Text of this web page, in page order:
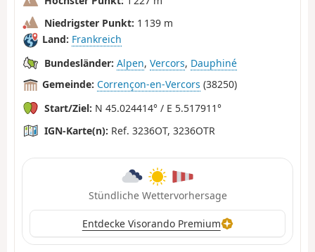
Niedrigster Punkt: 1 139 m
Land: Frankreich
Bundesländer: Alpen, Vercors, Dauphiné
Gemeinde: Corrençon-en-Vercors (38250)
Start/Ziel: N 45.024414° / E 5.517911°
IGN-Karte(n): Ref. 3236OT, 3236OTR
Stündliche Wettervorhersage
Entdecke Visorando Premium